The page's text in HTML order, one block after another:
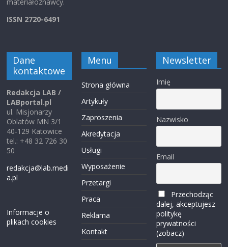
ISSN 2720-6491
Dane
kontaktowe
Redakcja LAB /
LABportal.pl
ul. Misjonarzy
Oblatów MN 3/1
40-129 Katowice
tel.: +48 32 726 30
50
redakcja@lab.medi
a.pl
Informacje o
plikach cookies
Menu
Strona główna
Artykuły
Zaproszenia
Akredytacja
Usługi
Wyposażenie
Przetargi
Praca
Reklama
Kontakt
Newsletter
Imię
Nazwisko
Email
Przechodząc
dalej, akceptujesz
politykę
prywatności
(zobacz)